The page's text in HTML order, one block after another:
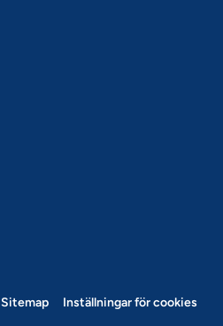
Sitemap Inställningar för cookies